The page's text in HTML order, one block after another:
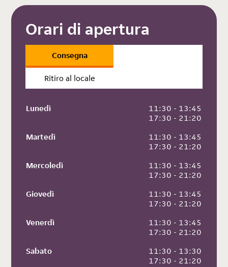
Orari di apertura
Consegna
Ritiro al locale
Lunedì
11:30 - 13:45
17:30 - 21:20
Martedì
11:30 - 13:45
17:30 - 21:20
Mercoledì
11:30 - 13:45
17:30 - 21:20
Giovedì
11:30 - 13:45
17:30 - 21:20
Venerdì
11:30 - 13:45
17:30 - 21:20
Sabato
11:30 - 13:30
17:30 - 21:20